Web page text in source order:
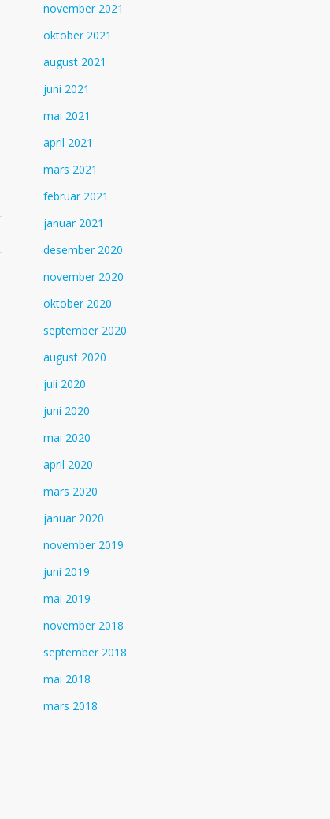
november 2021
oktober 2021
august 2021
juni 2021
mai 2021
april 2021
mars 2021
februar 2021
januar 2021
desember 2020
november 2020
oktober 2020
september 2020
august 2020
juli 2020
juni 2020
mai 2020
april 2020
mars 2020
januar 2020
november 2019
juni 2019
mai 2019
november 2018
september 2018
mai 2018
mars 2018